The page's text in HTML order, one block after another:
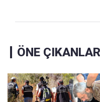
ÖNE ÇIKANLAR